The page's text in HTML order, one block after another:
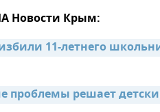
Новости Крым:
11-летнего
проблемы решает